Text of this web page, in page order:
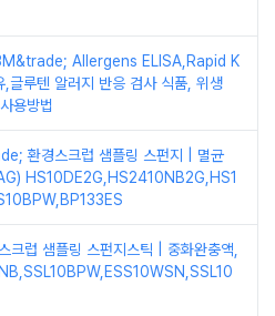
Allergens ELISA,Rapid K
글루텐 알러지 반응 검사 식품, 위생
용방법
환경스크럽 샘플링 스펀지 | 멸균
HS10DE2G,HS2410NB2G,HS1
크럽 샘플링 스펀지스틱 | 중화완충액,